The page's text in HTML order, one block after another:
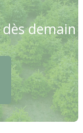
dès demain